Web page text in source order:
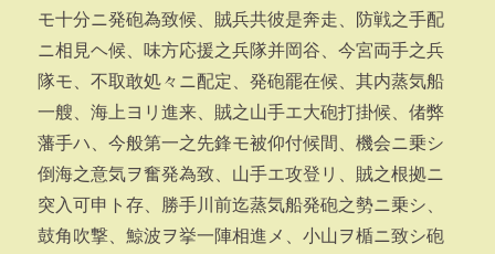
モ十分ニ発砲為致候、賊兵共彼是奔走、防戦之手配
ニ相見ヘ候、味方応援之兵隊并岡谷、今宮両手之兵
隊モ、不取敢処々ニ配定、発砲罷在候、其内蒸気船
一艘、海上ヨリ進来、賊之山手エ大砲打掛候、偖弊
藩手ハ、今般第一之先鋒モ被仰付候間、機会ニ乗シ
倒海之意気ヲ奮発為致、山手エ攻登リ、賊之根拠ニ
突入可申ト存、勝手川前迄蒸気船発砲之勢ニ乗シ、
鼓角吹撃、鯨波ヲ挙一陣相進メ、小山ヲ楯ニ致シ砲